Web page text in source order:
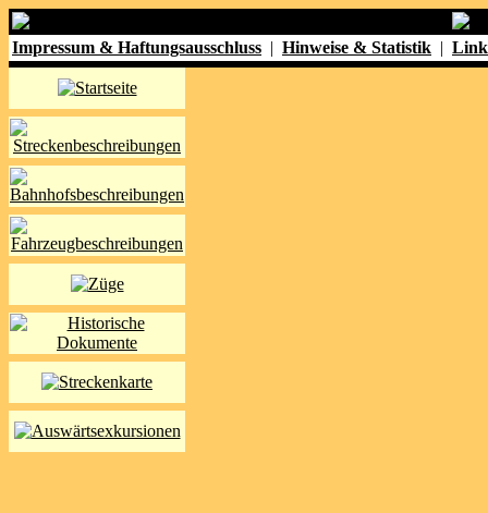
Impressum & Haftungsausschluss | Hinweise & Statistik |